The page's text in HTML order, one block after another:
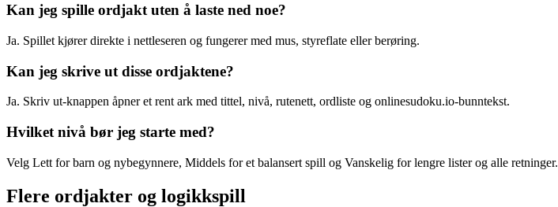
Kan jeg spille ordjakt uten å laste ned noe?
Ja. Spillet kjører direkte i nettleseren og fungerer med mus, styreflate eller berøring.
Kan jeg skrive ut disse ordjaktene?
Ja. Skriv ut-knappen åpner et rent ark med tittel, nivå, rutenett, ordliste og onlinesudoku.io-bunntekst.
Hvilket nivå bør jeg starte med?
Velg Lett for barn og nybegynnere, Middels for et balansert spill og Vanskelig for lengre lister og alle retninger.
Flere ordjakter og logikkspill